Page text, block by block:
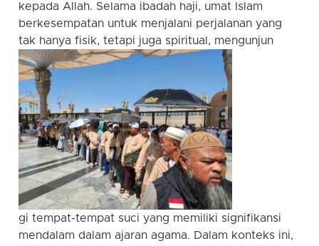
kepada Allah. Selama ibadah haji, umat Islam
berkesempatan untuk menjalani perjalanan yang
tak hanya fisik, tetapi juga spiritual, mengunjun
gi tempat-tempat suci yang memiliki signifikansi
mendalam dalam ajaran agama. Dalam konteks ini,